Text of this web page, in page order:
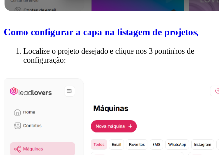
Como configurar a capa na listagem de projetos,
Localize o projeto desejado e clique nos 3 pontinhos de
configuração: